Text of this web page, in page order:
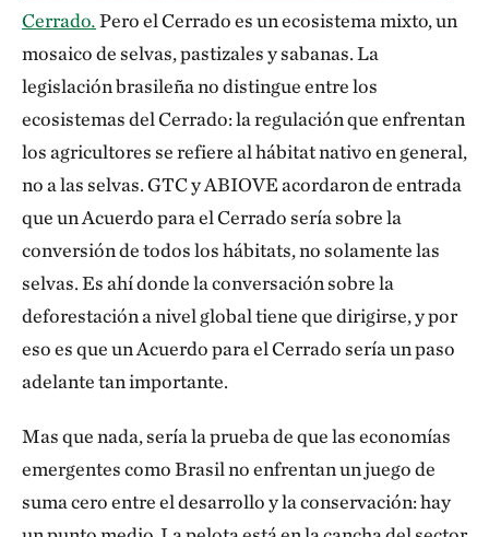
Cerrado.Pero el Cerradoes un ecosistema mixto, un
mosaico de selvas, pastizales y sabanas. La
legislación brasileña no distingue entre los
ecosistemas del Cerrado: la regulación que enfrentan
los agricultores se refiere al hábitat nativo en general,
no a las selvas. GTC y ABIOVE acordaron de entrada
que un Acuerdo para el Cerrado sería sobre la
conversión de todos los hábitats, no solamente las
selvas. Es ahí donde la conversación sobre la
deforestación a nivel global tiene que dirigirse, y por
eso es que un Acuerdo para el Cerrado sería un paso
adelante tan importante.
Mas que nada, sería la prueba de que las economías
emergentes como Brasil no enfrentan un juego de
suma cero entre el desarrollo y la conservación: hay